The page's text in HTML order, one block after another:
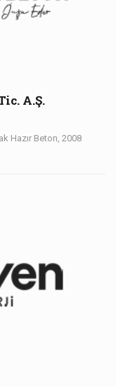
A.Ş.
Hazır Beton, 2008